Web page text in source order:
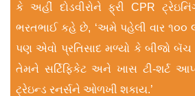
કે અહીં દોડવીરોને ફ્રી CPR
ભરતભાઈ કહે છે, ‘અમે પહેલી વાર ૧૦૦
પણ એવો પ્રતિસાદ મળ્યો કે બીજો બૅચ
તેમને સર્ટિફિકેટ અને ખાસ ટી-શર્ટ
ટ્રેઇન્ડ રનર્સને ઓળખી શકાય.’